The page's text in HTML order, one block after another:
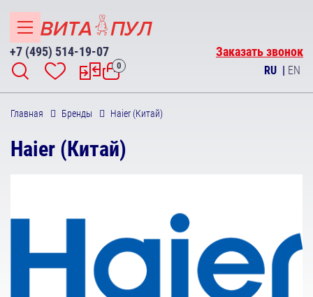
+7 (495) 514-19-07 Заказать звонок
0 RU | EN
Главная Бренды Haier (Китай)
Haier (Китай)